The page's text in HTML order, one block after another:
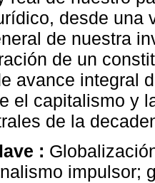
desde una
de nuestra
de un
avance integral
el capitalismo y
de la
:
impulsor;